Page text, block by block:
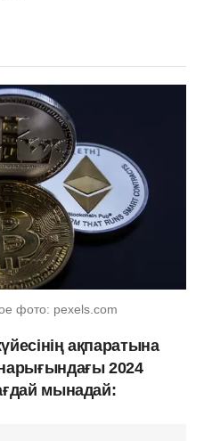
фото: pexels.com
ақпаратына
2024
мынадай: